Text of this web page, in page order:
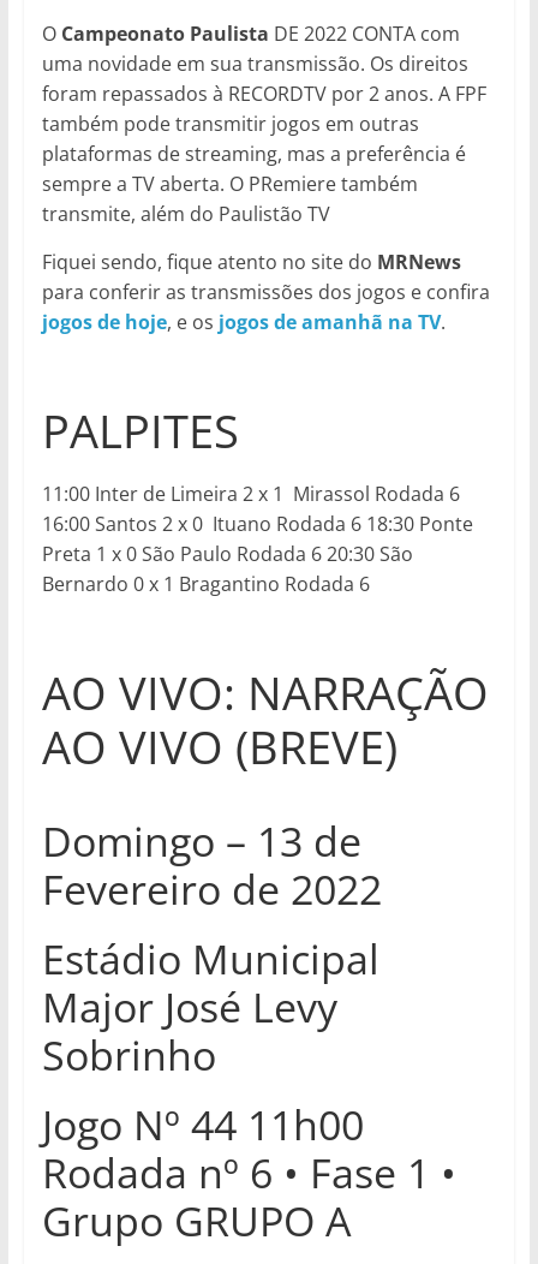
O Campeonato Paulista DE 2022 CONTA com
uma novidade em sua transmissão. Os direitos
foram repassados à RECORDTV por 2 anos. A FPF
também pode transmitir jogos em outras
plataformas de streaming, mas a preferência é
sempre a TV aberta. O PRemiere também
transmite, além do Paulistão TV
Fiquei sendo, fique atento no site do MRNews
para conferir as transmissões dos jogos e confira
jogos de hoje, e os jogos de amanhã na TV.
PALPITES
11:00 Inter de Limeira 2 x 1 Mirassol Rodada 6
16:00 Santos 2 x 0 Ituano Rodada 6 18:30 Ponte
Preta 1 x 0 São Paulo Rodada 6 20:30 São
Bernardo 0 x 1 Bragantino Rodada 6
AO VIVO: NARRAÇÃO
AO VIVO (BREVE)
Domingo – 13 de
Fevereiro de 2022
Estádio Municipal
Major José Levy
Sobrinho
Jogo Nº 44 11h00
Rodada nº 6 • Fase 1 •
Grupo GRUPO A